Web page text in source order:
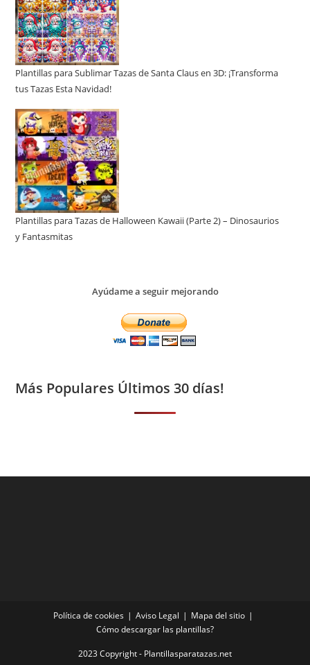
Plantillas para Sublimar Tazas de Santa Claus en 3D: ¡Transforma
tus Tazas Esta Navidad!
Plantillas para Tazas de Halloween Kawaii (Parte 2) – Dinosaurios
y Fantasmitas
Ayúdame a seguir mejorando
Más Populares Últimos 30 días!
Política de cookies Aviso Legal
Mapa del sitio
Cómo descargar las plantillas?
2023 Copyright - Plantillasparatazas.net